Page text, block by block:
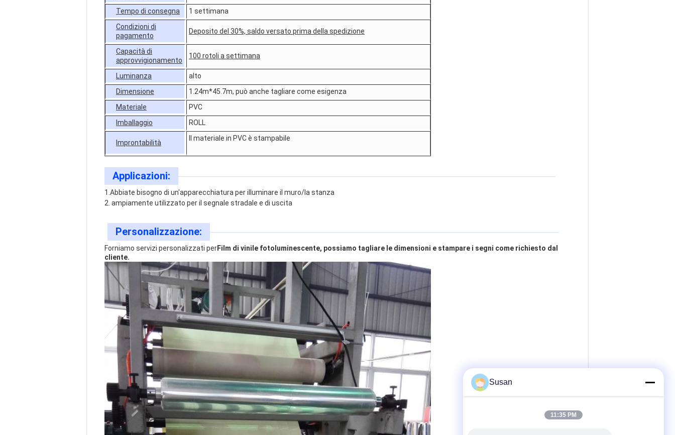
Tempo di consegna
1 settimana
Condizioni di
pagamento
Deposito del 30%, saldo versato prima della spedizione
Capacità di
approvvigionamento
100 rotoli a settimana
Luminanza
alto
Dimensione
1.24m*45.7m, può anche tagliare come esigenza
Materiale
PVC
Imballaggio
ROLL
Improntabilità
Il materiale in PVC è stampabile
Applicazioni:
1.Abbiate bisogno di un'apparecchiatura per illuminare il muro/la stanza
2. ampiamente utilizzato per il segnale stradale e di uscita
Personalizzazione:
Forniamo servizi personalizzati perFilm di vinile fotoluminescente, possiamo tagliare le dimensioni e stampare i segni come richiesto dal
cliente.
Susan
11:35 PM